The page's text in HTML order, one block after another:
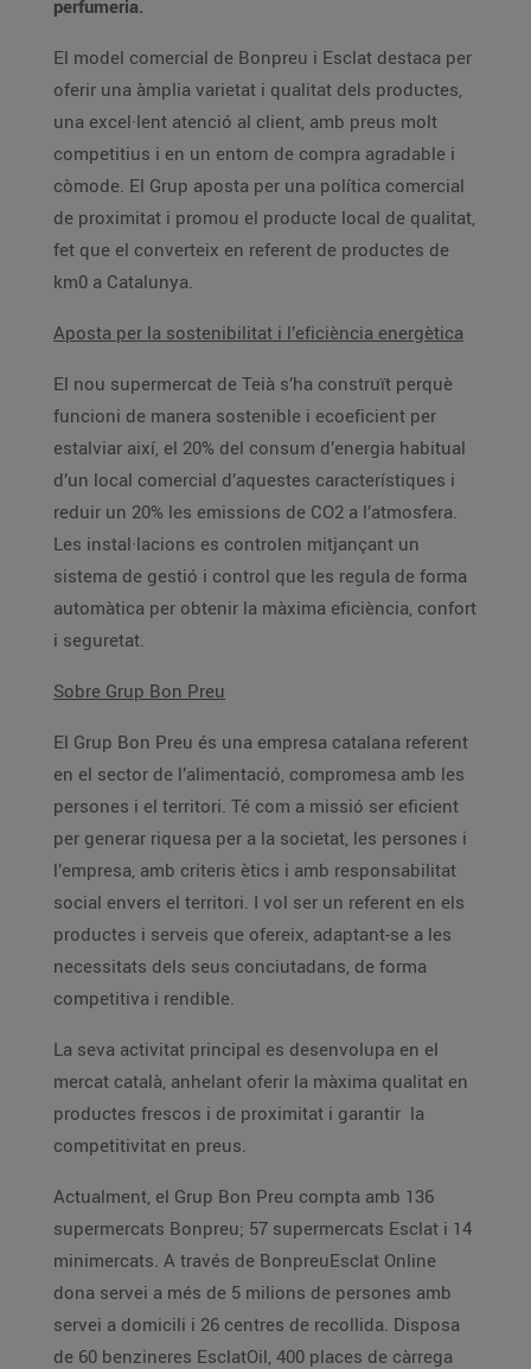
perfumeria.
El model comercial de Bonpreu i Esclat destaca per
oferir una àmplia varietat i qualitat dels productes,
una excel·lent atenció al client, amb preus molt
competitius i en un entorn de compra agradable i
còmode. El Grup aposta per una política comercial
de proximitat i promou el producte local de qualitat,
fet que el converteix en referent de productes de
km0 a Catalunya.
Aposta per la sostenibilitat i l’eficiència energètica
El nou supermercat de Teià s’ha construït perquè
funcioni de manera sostenible i ecoeficient per
estalviar així, el 20% del consum d’energia habitual
d’un local comercial d’aquestes característiques i
reduir un 20% les emissions de CO2 a l’atmosfera.
Les instal·lacions es controlen mitjançant un
sistema de gestió i control que les regula de forma
automàtica per obtenir la màxima eficiència, confort
i seguretat.
Sobre Grup Bon Preu
El Grup Bon Preu és una empresa catalana referent
en el sector de l’alimentació, compromesa amb les
persones i el territori. Té com a missió ser eficient
per generar riquesa per a la societat, les persones i
l’empresa, amb criteris ètics i amb responsabilitat
social envers el territori. I vol ser un referent en els
productes i serveis que ofereix, adaptant-se a les
necessitats dels seus conciutadans, de forma
competitiva i rendible.
La seva activitat principal es desenvolupa en el
mercat català, anhelant oferir la màxima qualitat en
productes frescos i de proximitat i garantir la
competitivitat en preus.
Actualment, el Grup Bon Preu compta amb 136
supermercats Bonpreu; 57 supermercats Esclat i 14
minimercats. A través de BonpreuEsclat Online
dona servei a més de 5 milions de persones amb
servei a domicili i 26 centres de recollida. Disposa
de 60 benzineres EsclatOil, 400 places de càrrega